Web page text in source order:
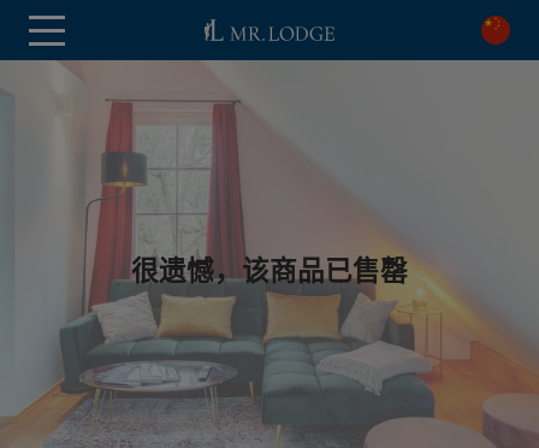
很遗憾，该商品已售罄